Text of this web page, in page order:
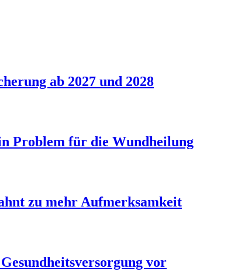
ab 2027 und 2028
Problem für die Wundheilung
zu mehr Aufmerksamkeit
vor